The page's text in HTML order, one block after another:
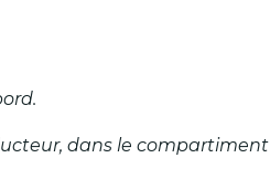
dans le compartiment